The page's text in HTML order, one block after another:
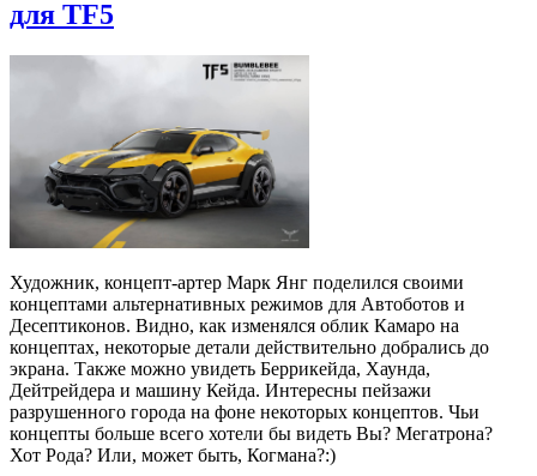
для TF5
Художник, концепт-артер Марк Янг поделился своими
концептами альтернативных режимов для Автоботов и
Десептиконов. Видно, как изменялся облик Камаро на
концептах, некоторые детали действительно добрались до
экрана. Также можно увидеть Беррикейда, Хаунда,
Дейтрейдера и машину Кейда. Интересны пейзажи
разрушенного города на фоне некоторых концептов. Чьи
концепты больше всего хотели бы видеть Вы? Мегатрона?
Хот Рода? Или, может быть, Когмана?:)